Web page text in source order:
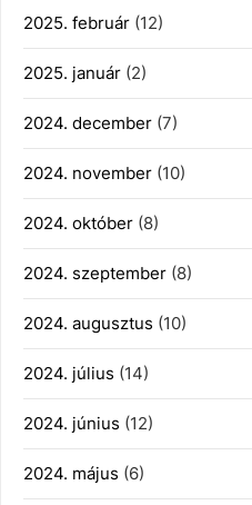
2025. február (12)
2025. január (2)
2024. december (7)
2024. november (10)
2024. október (8)
2024. szeptember (8)
2024. augusztus (10)
2024. július (14)
2024. június (12)
2024. május (6)